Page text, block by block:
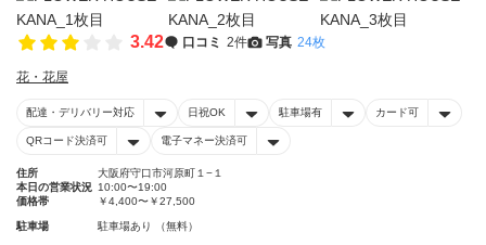
3.42 口コミ 2件 写真 24枚
花・花屋
配達・デリバリー対応 日祝OK 駐車場有 カード可
QRコード決済可 電子マネー決済可
住所
大阪府守口市河原町１−１
本日の営業状況 10:00〜19:00
価格帯
￥4,400〜￥27,500
駐車場 駐車場あり （無料）